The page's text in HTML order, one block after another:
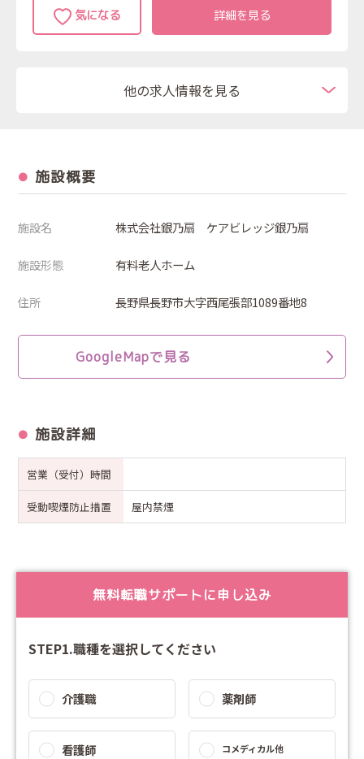
詳細を見る
他の求人情報を見る
施設概要
施設名 株式会社銀乃扇 ケアビレッジ銀乃扇
施設形態 有料老人ホーム
住所 長野県長野市大字西尾張部1089番地8
GoogleMapで見る
施設詳細
営業（受付）時間
受動喫煙防止措置 屋内禁煙
無料転職サポートに申し込み
STEP1.職種を選択してください
介護職 薬剤師
看護師 コメディカル他